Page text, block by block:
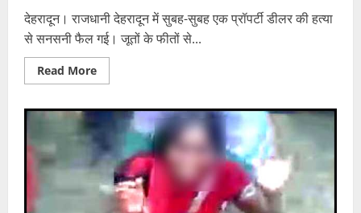
देहरादून। राजधानी देहरादून में सुबह-सुबह एक प्रॉपर्टी डीलर की हत्या
से सनसनी फैल गई। जूतों के फीतों से...
Read MoreRead
more
के
प्रॉपर्टी
डीलर
की
हत्या,
जूतों
के